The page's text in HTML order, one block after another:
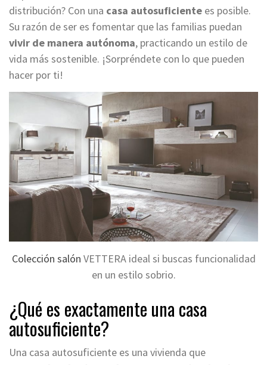
distribución? Con una casa autosuficiente es posible.
Su razón de ser es fomentar que las familias puedan
vivir de manera autónoma, practicando un estilo de
vida más sostenible. ¡Sorpréndete con lo que pueden
hacer por ti!
Colección salón VETTERA ideal si buscas funcionalidad
en un estilo sobrio.
¿Qué es exactamente una casa
autosuficiente?
Una casa autosuficiente es una vivienda que